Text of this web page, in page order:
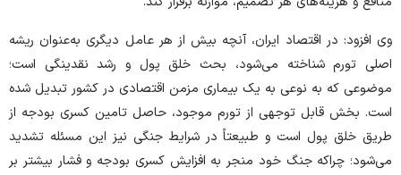
وی افزود: در اقتصاد ایران، آنچه بیش از هر عامل دیگری به‌عنوان ریشه
اصلی تورم شناخته می‌شود، بحث خلق پول و رشد نقدینگی است؛
موضوعی که به نوعی به یک بیماری مزمن اقتصادی در کشور تبدیل شده
است. بخش قابل توجهی از تورم موجود، حاصل تامین کسری بودجه از
طریق خلق پول است و طبیعتاً در شرایط جنگی نیز این مسئله تشدید
می‌شود؛ چراکه جنگ خود منجر به افزایش کسری بودجه و فشار بیشتر بر